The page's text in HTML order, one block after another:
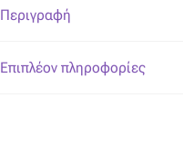
Περιγραφή
Επιπλέον πληροφορίες